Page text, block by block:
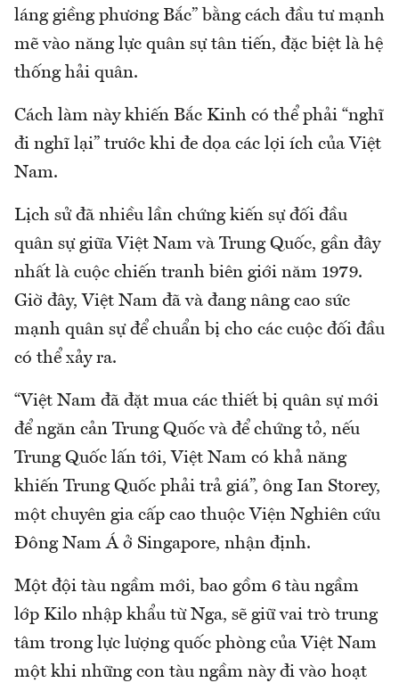
láng giềng phương Bắc” bằng cách đầu tư mạnh
mẽ vào năng lực quân sự tân tiến, đặc biệt là hệ
thống hải quân.
Cách làm này khiến Bắc Kinh có thể phải “nghĩ
đi nghĩ lại” trước khi đe dọa các lợi ích của Việt
Nam.
Lịch sử đã nhiều lần chứng kiến sự đối đầu
quân sự giữa Việt Nam và Trung Quốc, gần đây
nhất là cuộc chiến tranh biên giới năm 1979.
Giờ đây, Việt Nam đã và đang nâng cao sức
mạnh quân sự để chuẩn bị cho các cuộc đối đầu
có thể xảy ra.
“Việt Nam đã đặt mua các thiết bị quân sự mới
để ngăn cản Trung Quốc và để chứng tỏ, nếu
Trung Quốc lấn tới, Việt Nam có khả năng
khiến Trung Quốc phải trả giá”, ông Ian Storey,
một chuyên gia cấp cao thuộc Viện Nghiên cứu
Đông Nam Á ở Singapore, nhận định.
Một đội tàu ngầm mới, bao gồm 6 tàu ngầm
lớp Kilo nhập khẩu từ Nga, sẽ giữ vai trò trung
tâm trong lực lượng quốc phòng của Việt Nam
một khi những con tàu ngầm này đi vào hoạt